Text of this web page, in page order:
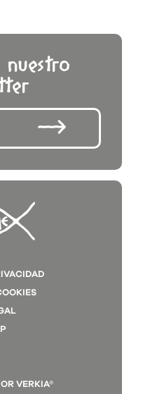
nuestro
VERKIA®